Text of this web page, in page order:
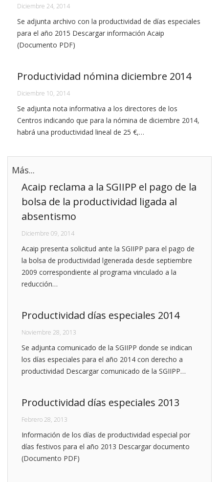
Diciembre 24, 2014
Se adjunta archivo con la productividad de días especiales
para el año 2015 Descargar información Acaip
(Documento PDF)
Productividad nómina diciembre 2014
Diciembre 10, 2014
Se adjunta nota informativa a los directores de los
Centros indicando que para la nómina de diciembre 2014,
habrá una productividad lineal de 25 €,…
Más...
Acaip reclama a la SGIIPP el pago de la
bolsa de la productividad ligada al
absentismo
Diciembre 09, 2014
Acaip presenta solicitud ante la SGIIPP para el pago de
la bolsa de productividad lgenerada desde septiembre
2009 correspondiente al programa vinculado a la
reducción…
Productividad días especiales 2014
Noviembre 28, 2013
Se adjunta comunicado de la SGIIPP donde se indican
los días especiales para el año 2014 con derecho a
productividad Descargar comunicado de la SGIIPP…
Productividad días especiales 2013
Febrero 28, 2013
Información de los días de productividad especial por
días festivos para el año 2013 Descargar documento
(Documento PDF)